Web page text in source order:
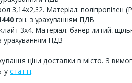
3,14х2,32. Матеріал: поліпропілен
грн. з урахуванням ПДВ
3х4. Матеріал: банер литий,
урахуванням ПДВ
ціни доставки в місто. З
устатті.